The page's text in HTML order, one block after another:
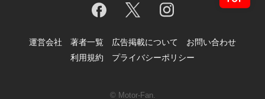
運営会社 著者一覧 広告掲載について
お問い合わせ
利用規約
プライバシーポリシー
© Motor-Fan.